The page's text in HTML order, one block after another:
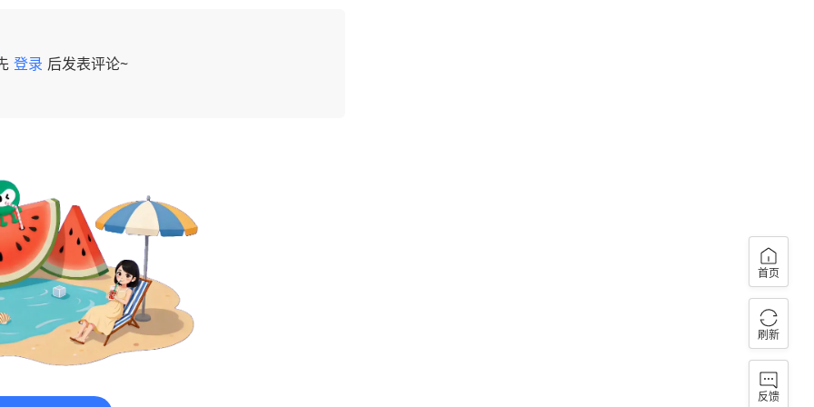
登录 后发表评论~
首页
刷新
反馈